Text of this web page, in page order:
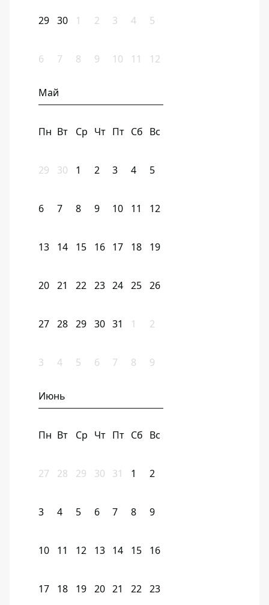
29 30 1 2 3 4 5
6 7 8 9 10 11 12
Май
Пн Вт Ср Чт Пт Сб Вс
29 30 1 2 3 4 5
6 7 8 9 10 11 12
13 14 15 16 17 18 19
20 21 22 23 24 25 26
27 28 29 30 31 1 2
3 4 5 6 7 8 9
Июнь
Пн Вт Ср Чт Пт Сб Вс
27 28 29 30 31 1 2
3 4 5 6 7 8 9
10 11 12 13 14 15 16
17 18 19 20 21 22 23